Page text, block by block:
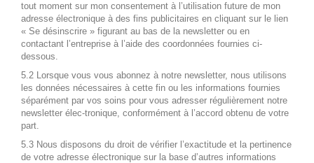
tout moment sur mon consentement à l’utilisation future de mon
adresse électronique à des fins publicitaires en cliquant sur le lien
« Se désinscrire » figurant au bas de la newsletter ou en
contactant l’entreprise à l’aide des coordonnées fournies ci-
dessous.
5.2 Lorsque vous vous abonnez à notre newsletter, nous utilisons
les données nécessaires à cette fin ou les informations fournies
séparément par vos soins pour vous adresser régulièrement notre
newsletter élec-tronique, conformément à l’accord obtenu de votre
part.
5.3 Nous disposons du droit de vérifier l’exactitude et la pertinence
de votre adresse électronique sur la base d’autres informations